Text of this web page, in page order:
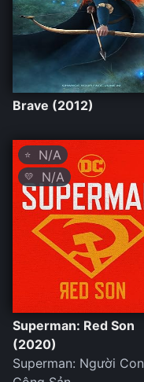
Brave (2012)
⭐ N/A
💛 N/A
Superman: Red Son
(2020)
Superman: Người Con